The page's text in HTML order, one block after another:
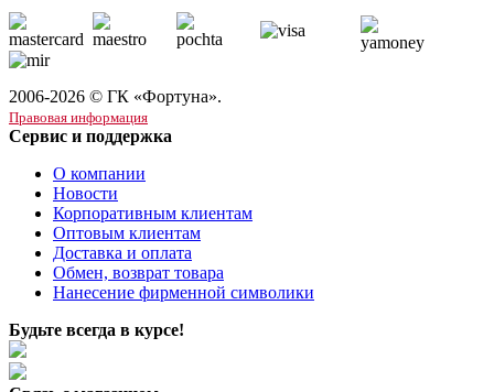
2006-2026 © ГК «Фортуна».
Правовая информация
Сервис и поддержка
О компании
Новости
Корпоративным клиентам
Оптовым клиентам
Доставка и оплата
Обмен, возврат товара
Нанесение фирменной символики
Будьте всегда в курсе!